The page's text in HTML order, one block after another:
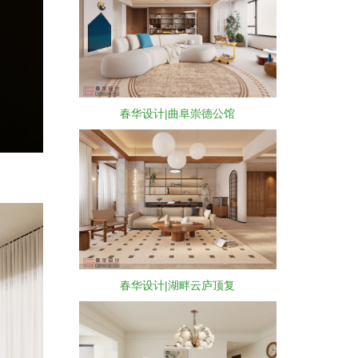
春华设计|曲阜崇德公馆
春华设计|湖畔云庐顶复